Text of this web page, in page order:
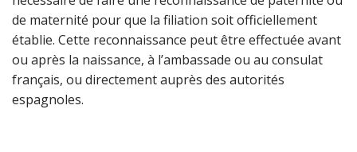
de maternité pour que la filiation soit officiellement
établie. Cette reconnaissance peut être effectuée avant
ou après la naissance, à l’ambassade ou au consulat
français, ou directement auprès des autorités
espagnoles.